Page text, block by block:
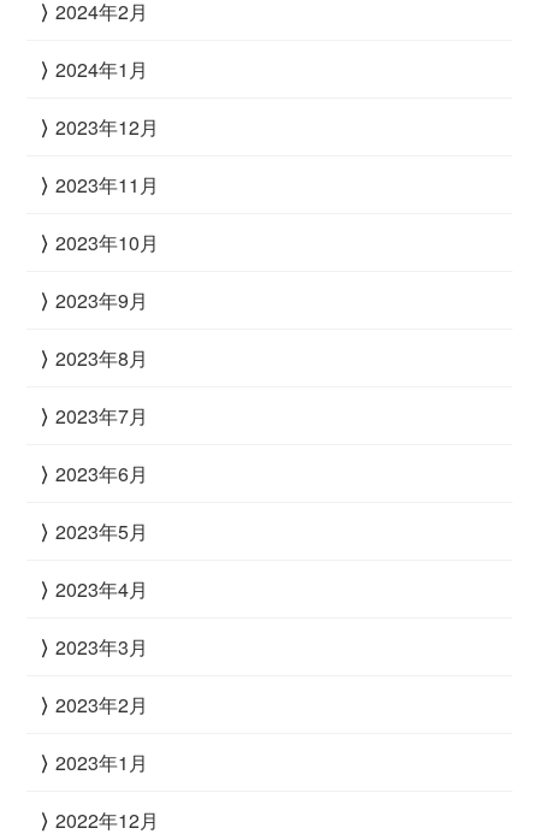
2024年2月
2024年1月
2023年12月
2023年11月
2023年10月
2023年9月
2023年8月
2023年7月
2023年6月
2023年5月
2023年4月
2023年3月
2023年2月
2023年1月
2022年12月